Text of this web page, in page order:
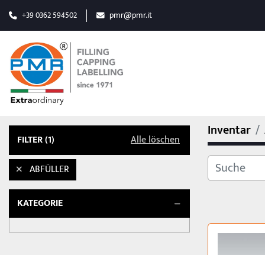
+39 0362 594502 pmr@pmr.it
FILTER(1)
Alle löschen
ABFÜLLER
KATEGORIE
Inventar